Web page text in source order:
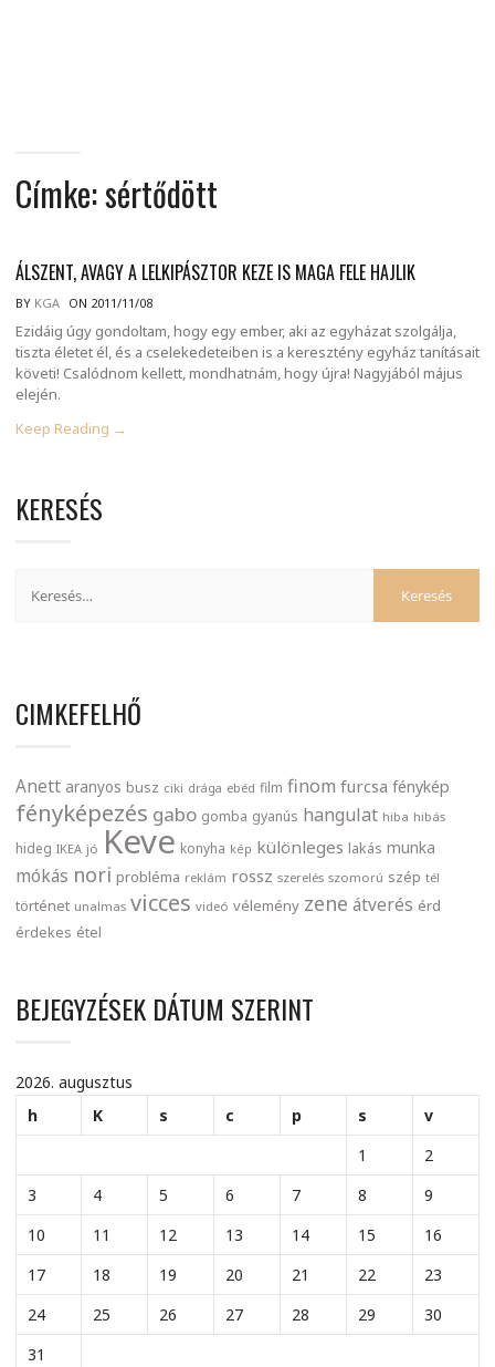
Címke:sértődött
ÁLSZENT, AVAGY A LELKIPÁSZTOR KEZE IS MAGA FELE HAJLIK
BY KGA ON 2011/11/08
Ezidáig úgy gondoltam, hogy egy ember, aki az egyházat szolgálja,
tiszta életet él, és a cselekedeteiben is a keresztény egyház tanításait
követi! Csalódnom kellett, mondhatnám, hogy újra! Nagyjából május
elején.
Keep Reading →
KERESÉS
CIMKEFELHŐ
Anett aranyos busz ciki drága ebéd film finom furcsa fénykép
fényképezés gabo gomba gyanús hangulat hiba hibás
hideg IKEA jó Keve konyha kép különleges lakás munka
mókás nori probléma reklám rossz szerelés szomorú szép tél
történet unalmas vicces videó vélemény zene átverés érd
érdekes étel
BEJEGYZÉSEK DÁTUM SZERINT
2026. augusztus
h
K s c p s
v
1
2
3
4 5 6 7 8
9
10
11 12 13 14 15
16
17
18 19 20 21 22
23
24
25 26 27 28 29
30
31